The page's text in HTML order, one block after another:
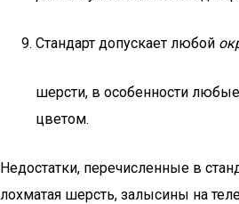
Стандарт допускает любой
шерсти, в особенности
цветом.
Недостатки, перечисленные в
лохматая шерсть, залысины на